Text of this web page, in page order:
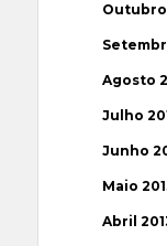
Outubro
Agosto
Julho
Junho
Maio
Abril